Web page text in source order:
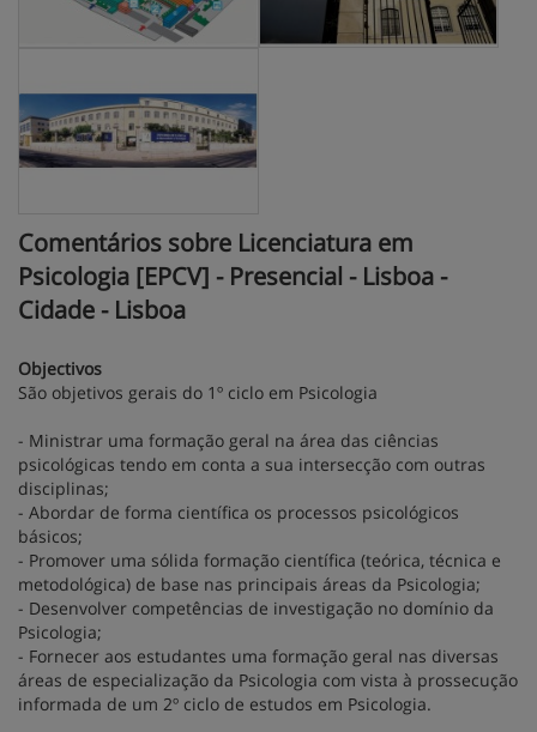
Comentários sobre Licenciatura em
Psicologia [EPCV] - Presencial - Lisboa -
Cidade - Lisboa
Objectivos
São objetivos gerais do 1º ciclo em Psicologia
- Ministrar uma formação geral na área das ciências
psicológicas tendo em conta a sua intersecção com outras
disciplinas;
- Abordar de forma científica os processos psicológicos
básicos;
- Promover uma sólida formação científica (teórica, técnica e
metodológica) de base nas principais áreas da Psicologia;
- Desenvolver competências de investigação no domínio da
Psicologia;
- Fornecer aos estudantes uma formação geral nas diversas
áreas de especialização da Psicologia com vista à prossecução
informada de um 2º ciclo de estudos em Psicologia.